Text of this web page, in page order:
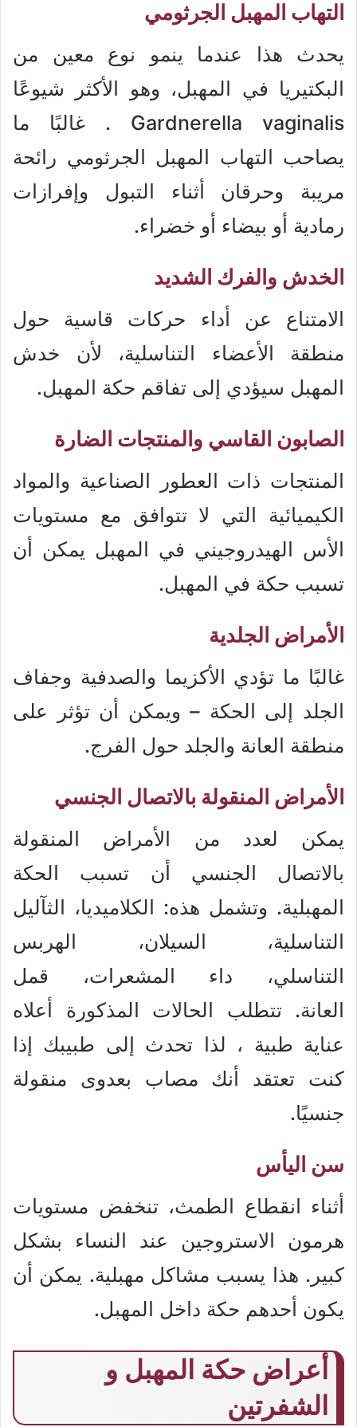
التهاب المهبل الجرثومي
يحدث هذا عندما ينمو نوع معين من
البكتيريا في المهبل، وهو الأكثر شيوعًا
Gardnerella vaginalis . غالبًا ما
يصاحب التهاب المهبل الجرثومي رائحة
مريبة وحرقان أثناء التبول وإفرازات
رمادية أو بيضاء أو خضراء.
الخدش والفرك الشديد
الامتناع عن أداء حركات قاسية حول
منطقة الأعضاء التناسلية، لأن خدش
المهبل سيؤدي إلى تفاقم حكة المهبل.
الصابون القاسي والمنتجات الضارة
المنتجات ذات العطور الصناعية والمواد
الكيميائية التي لا تتوافق مع مستويات
الأس الهيدروجيني في المهبل يمكن أن
تسبب حكة في المهبل.
الأمراض الجلدية
غالبًا ما تؤدي الأكزيما والصدفية وجفاف
الجلد إلى الحكة – ويمكن أن تؤثر على
منطقة العانة والجلد حول الفرج.
الأمراض المنقولة بالاتصال الجنسي
يمكن لعدد من الأمراض المنقولة
بالاتصال الجنسي أن تسبب الحكة
المهبلية. وتشمل هذه: الكلاميديا، الثآليل
التناسلية، السيلان، الهربس
التناسلي، داء المشعرات، قمل
العانة. تتطلب الحالات المذكورة أعلاه
عناية طبية ، لذا تحدث إلى طبيبك إذا
كنت تعتقد أنك مصاب بعدوى منقولة
جنسيًا.
سن اليأس
أثناء انقطاع الطمث، تنخفض مستويات
هرمون الاستروجين عند النساء بشكل
كبير. هذا يسبب مشاكل مهبلية. يمكن أن
يكون أحدهم حكة داخل المهبل.
أعراض حكة المهبل و
الشفرتين